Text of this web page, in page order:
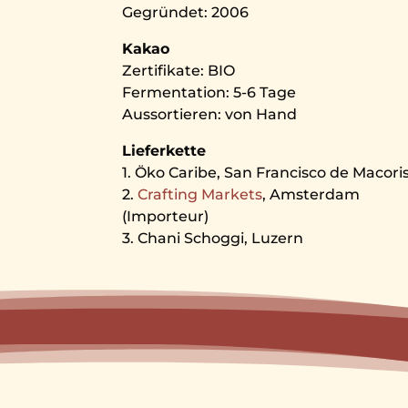
Gegründet: 2006
Kakao
Zertifikate: BIO
Fermentation: 5-6 Tage
Aussortieren: von Hand
Lieferkette
1. Öko Caribe, San Francisco de
2.Crafting Markets, Amsterdam
(Importeur)
3. Chani Schoggi, Luzern